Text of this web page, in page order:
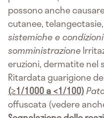
possono anche
cutanee,
sistemiche e
somministrazione
eruzioni, dermatite nel
Ritardata guarigione
(≥1/1000 a <1/100)
offuscata (vedere